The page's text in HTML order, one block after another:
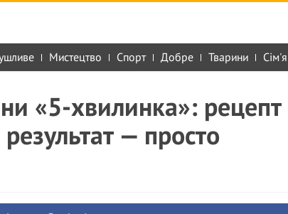
Мистецтво Спорт Добре Тварини Сім'я
«5-хвилинка»: рецепт
— просто